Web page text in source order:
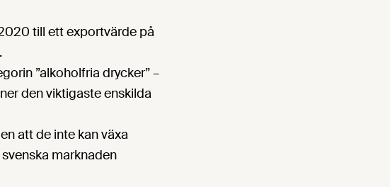
till ett exportvärde på
”alkoholfria drycker” –
den viktigaste enskilda
att de inte kan växa
marknaden